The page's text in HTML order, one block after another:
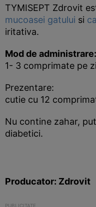
TYMISEPT Zdrovit
mucoasei gatului si
iritativa.
Mod de administrare:
1- 3 comprimate pe
Prezentare:
cutie cu 12
Nu contine zahar,
diabetici.
Producator: Zdrovit